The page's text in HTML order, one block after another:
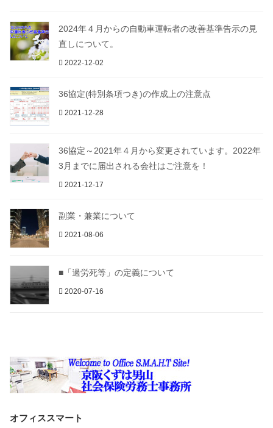
2024年４月からの自動車運転者の改善基準告示の見
直しについて。
2022-12-02
36協定(特別条項つき)の作成上の注意点
2021-12-28
36協定～2021年４月から変更されています。2022年
3月までに届出される会社はご注意を！
2021-12-17
副業・兼業について
2021-08-06
■「過労死等」の定義について
2020-07-16
オフィススマート